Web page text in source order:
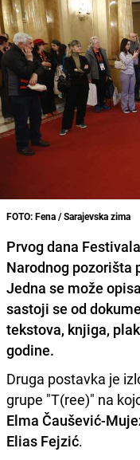
FOTO: Fena / Sarajevska zima
Prvog dana
Narodnog pozorišta
Jedna se može
sastoji se od
tekstova, knjiga,
godine.
Druga postavka je
grupe "T(ree)" na
Elma Čaušević-
Elias Fejzić.